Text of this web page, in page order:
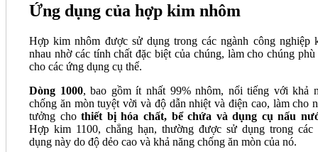
Ứng dụng của hợp kim nhôm
Hợp kim nhôm được sử dụng trong các ngành công nghiệp
nhau nhờ các tính chất đặc biệt của chúng, làm cho chúng phù
cho các ứng dụng cụ thể.
Dòng 1000, bao gồm ít nhất 99% nhôm, nổi tiếng với khả
chống ăn mòn tuyệt vời và độ dẫn nhiệt và điện cao, làm cho
tưởng chothiết bị hóa chất, bể chứa và dụng cụ nấu
Hợp kim 1100, chẳng hạn, thường được sử dụng trong các
dụng này do độ dẻo cao và khả năng chống ăn mòn của nó.